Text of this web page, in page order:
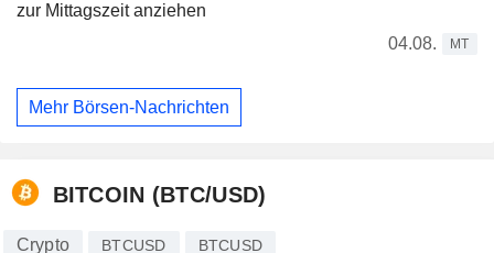
zur Mittagszeit anziehen
04.08.
MT
Mehr Börsen-Nachrichten
BITCOIN (BTC/USD)
Crypto BTCUSD BTCUSD